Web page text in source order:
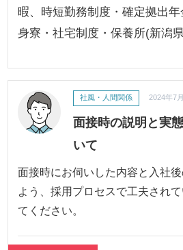
暇、時短勤務制度・確定拠出
身寮・社宅制度・保養所(新潟
面接時の説明と実
いて
社風・人間関係 2024年7
面接時にお伺いした内容と入社
よう、採用プロセスで工夫され
てください。